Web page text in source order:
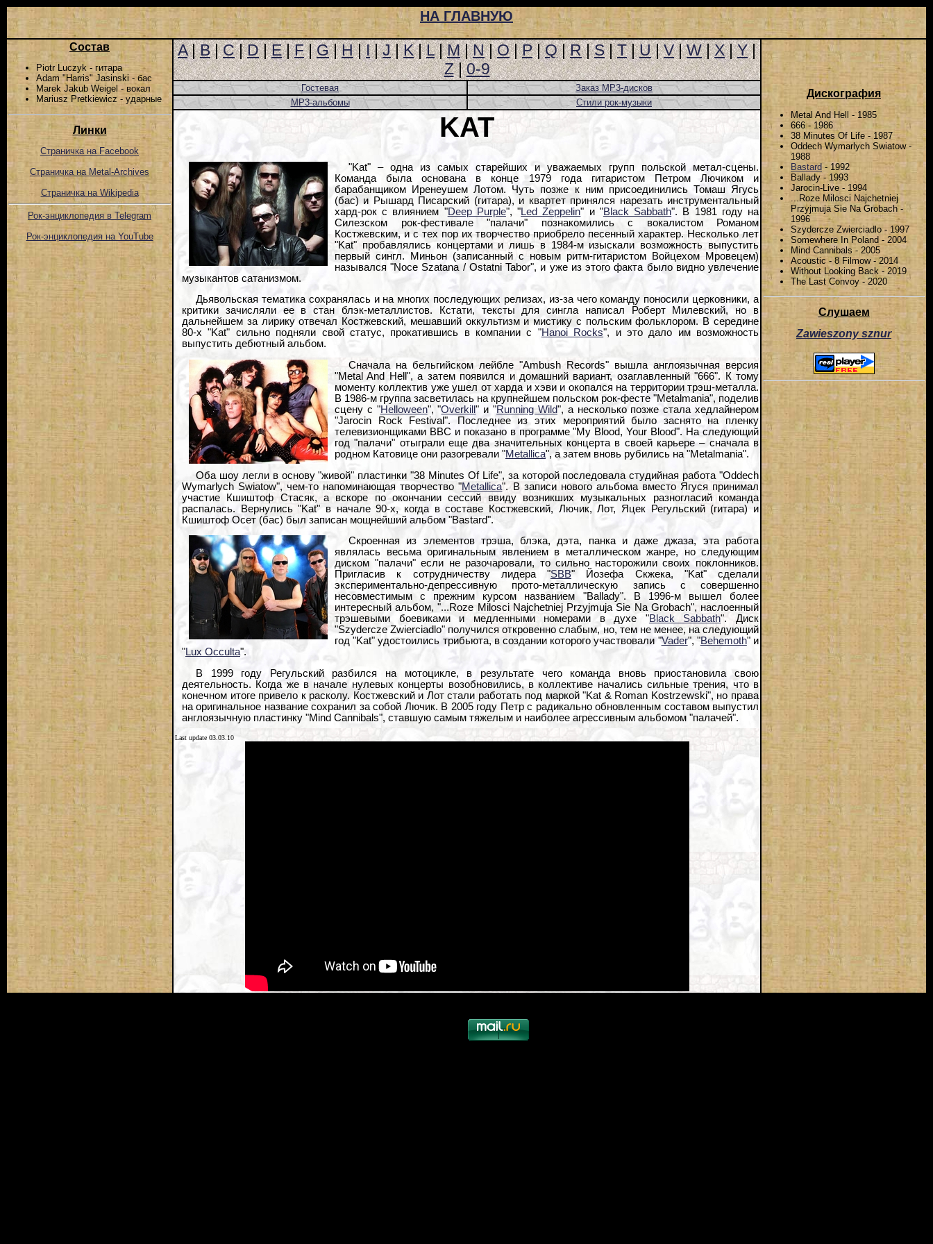
НА ГЛАВНУЮ
Состав
Piotr Luczyk - гитара
Adam "Harris" Jasinski - бас
Marek Jakub Weigel - вокал
Mariusz Pretkiewicz - ударные
Линки
Страничка на Facebook
Страничка на Metal-Archives
Страничка на Wikipedia
Рок-энциклопедия в Telegram
Рок-энциклопедия на YouTube
A|B|C|D|E|F|G|H|I|J|K|L|M|N|O|P|Q|R|S|T|U|V|W|X|Y|
Z|0-9
Дискография
Metal And Hell - 1985
666 - 1986
38 Minutes Of Life - 1987
Oddech Wymarlych Swiatow -
1988
Bastard - 1992
Ballady - 1993
Jarocin-Live - 1994
...Roze Milosci Najchetniej
Przyjmuja Sie Na Grobach -
1996
Szydercze Zwierciadlo - 1997
Somewhere In Poland - 2004
Mind Cannibals - 2005
Acoustic - 8 Filmow - 2014
Without Looking Back - 2019
The Last Convoy - 2020
Слушаем
Zawieszony sznur
Гостевая
Заказ MP3-дисков
MP3-альбомы
Стили рок-музыки
KAT
"Kat" – одна из самых старейших и уважаемых групп польской метал-сцены.
Команда была основана в конце 1979 года гитаристом Петром Лючиком и
барабанщиком Иренеушем Лотом. Чуть позже к ним присоединились Томаш Ягусь
(бас) и Рышард Писарский (гитара), и квартет принялся нарезать инструментальный
хард-рок с влиянием "Deep Purple", "Led Zeppelin" и "Black Sabbath". В 1981 году на
Силезском рок-фестивале "палачи" познакомились с вокалистом Романом
Костжевским, и с тех пор их творчество приобрело песенный характер. Несколько лет
"Kat" пробавлялись концертами и лишь в 1984-м изыскали возможность выпустить
первый сингл. Миньон (записанный с новым ритм-гитаристом Войцехом Мровецем)
назывался "Noce Szatana / Ostatni Tabor", и уже из этого факта было видно увлечение
музыкантов сатанизмом.
Дьявольская тематика сохранялась и на многих последующих релизах, из-за чего команду поносили церковники, а
критики зачисляли ее в стан блэк-металлистов. Кстати, тексты для сингла написал Роберт Милевский, но в
дальнейшем за лирику отвечал Костжевский, мешавший оккультизм и мистику с польским фольклором. В середине
80-х "Kat" сильно подняли свой статус, прокатившись в компании с "Hanoi Rocks", и это дало им возможность
выпустить дебютный альбом.
Сначала на бельгийском лейбле "Ambush Records" вышла англоязычная версия
"Metal And Hell", а затем появился и домашний вариант, озаглавленный "666". К тому
моменту коллектив уже ушел от харда и хэви и окопался на территории трэш-металла.
В 1986-м группа засветилась на крупнейшем польском рок-фесте "Metalmania", поделив
сцену с "Helloween", "Overkill" и "Running Wild", а несколько позже стала хедлайнером
"Jarocin Rock Festival". Последнее из этих мероприятий было заснято на пленку
телевизионщиками BBC и показано в программе "My Blood, Your Blood". На следующий
год "палачи" отыграли еще два значительных концерта в своей карьере – сначала в
родном Катовице они разогревали "Metallica", а затем вновь рубились на "Metalmania".
Оба шоу легли в основу "живой" пластинки "38 Minutes Of Life", за которой последовала студийная работа "Oddech
Wymarlych Swiatow", чем-то напоминающая творчество "Metallica". В записи нового альбома вместо Ягуся принимал
участие Кшиштоф Стасяк, а вскоре по окончании сессий ввиду возникших музыкальных разногласий команда
распалась. Вернулись "Kat" в начале 90-х, когда в составе Костжевский, Лючик, Лот, Яцек Регульский (гитара) и
Кшиштоф Осет (бас) был записан мощнейший альбом "Bastard".
Скроенная из элементов трэша, блэка, дэта, панка и даже джаза, эта работа
являлась весьма оригинальным явлением в металлическом жанре, но следующим
диском "палачи" если не разочаровали, то сильно насторожили своих поклонников.
Пригласив к сотрудничеству лидера "SBB" Йозефа Скжека, "Kat" сделали
экспериментально-депрессивную прото-металлическую запись с совершенно
несовместимым с прежним курсом названием "Ballady". В 1996-м вышел более
интересный альбом, "...Roze Milosci Najchetniej Przyjmuja Sie Na Grobach", наслоенный
трэшевыми боевиками и медленными номерами в духе "Black Sabbath". Диск
"Szydercze Zwierciadlo" получился откровенно слабым, но, тем не менее, на следующий
год "Kat" удостоились трибьюта, в создании которого участвовали "Vader", "Behemoth" и
"Lux Occulta".
В 1999 году Регульский разбился на мотоцикле, в результате чего команда вновь приостановила свою
деятельность. Когда же в начале нулевых концерты возобновились, в коллективе начались сильные трения, что в
конечном итоге привело к расколу. Костжевский и Лот стали работать под маркой "Kat & Roman Kostrzewski", но права
на оригинальное название сохранил за собой Лючик. В 2005 году Петр с радикально обновленным составом выпустил
англоязычную пластинку "Mind Cannibals", ставшую самым тяжелым и наиболее агрессивным альбомом "палачей".
Last update 03.03.10